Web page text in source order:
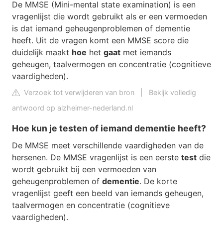
De MMSE (Mini-mental state examination) is een
vragenlijst die wordt gebruikt als er een vermoeden
is dat iemand geheugenproblemen of dementie
heeft. Uit de vragen komt een MMSE score die
duidelijk maakt hoe het gaat met iemands
geheugen, taalvermogen en concentratie (cognitieve
vaardigheden).
Verzoek tot verwijderen van bron
Bekijk volledig
antwoord op alzheimer-nederland.nl
Hoe kun je testen of iemand dementie heeft?
De MMSE meet verschillende vaardigheden van de
hersenen. De MMSE vragenlijst is een eerste test die
wordt gebruikt bij een vermoeden van
geheugenproblemen of dementie. De korte
vragenlijst geeft een beeld van iemands geheugen,
taalvermogen en concentratie (cognitieve
vaardigheden).